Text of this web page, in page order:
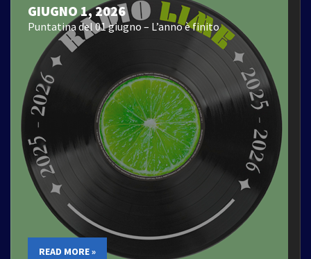
GIUGNO 1, 2026
Puntatina del 01 giugno – L’anno è finito
READ MORE »